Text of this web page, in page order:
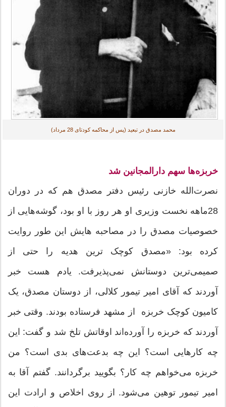
محمد مصدق در تبعید (پس از محاکمه کودتای 28 مرداد)‏
خربزه‌ها سهم دارالمجانین شد
نصرت‌الله خازنی رئیس دفتر مصدق هم که در دوران
28ماهه نخست وزیری او هر روز با او بود، گوشه‌هایی از
خصوصیات مصدق را در مصاحبه هایش این طور روایت
کرده بود: «مصدق کوچک ترین هدیه را حتی از
صمیمی‌ترین دوستانش نمی‌پذیرفت. یادم هست خبر
آوردند که آقای امیر تیمور کلالی، از دوستان مصدق، یک
کامیون کوچک خربزه از مشهد فرستاده بودند. وقتی خبر
آوردند که خربزه را آورده‌اند اوقاتش تلخ شد و گفت: این
چه کارهایی است؟ این چه بدعت‌های بدی است؟ من
خربزه می‌خواهم چه کار؟ بگویید برگردانند. گفتم آقا به
امیر تیمور توهین می‌شود. از روی اخلاص و ارادت این